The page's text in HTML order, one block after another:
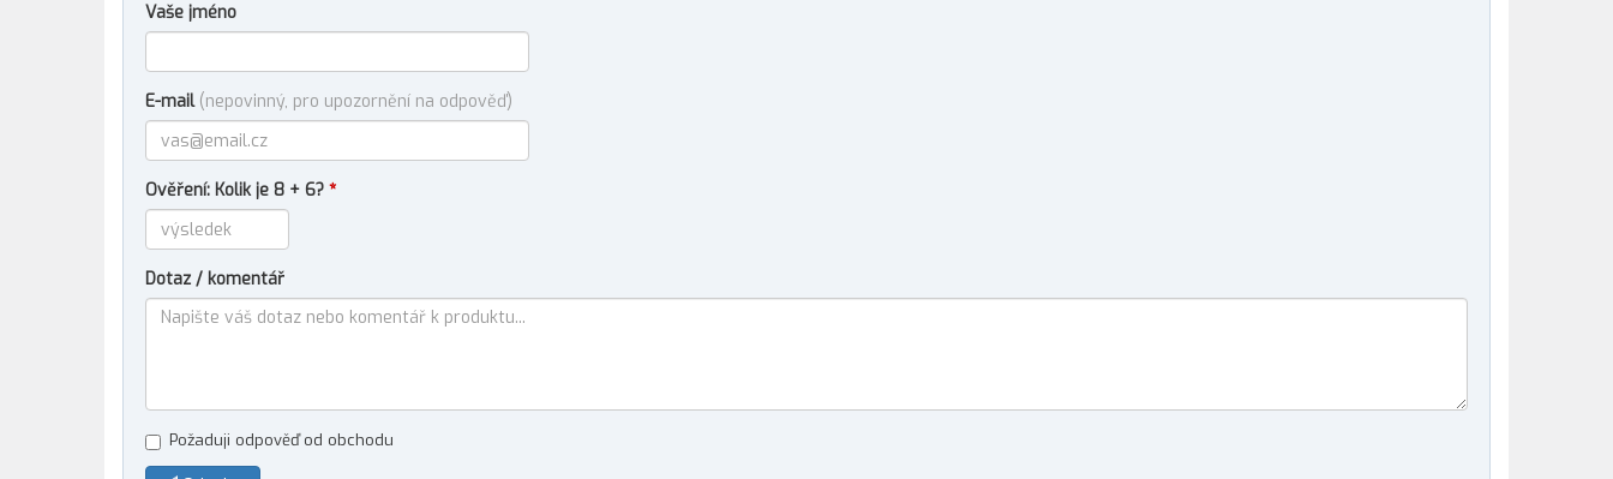
Vaše jméno
E-mail (nepovinný, pro upozornění na odpověď)
Ověření: Kolik je 8 + 6? *
Dotaz / komentář
Požaduji odpověď od obchodu